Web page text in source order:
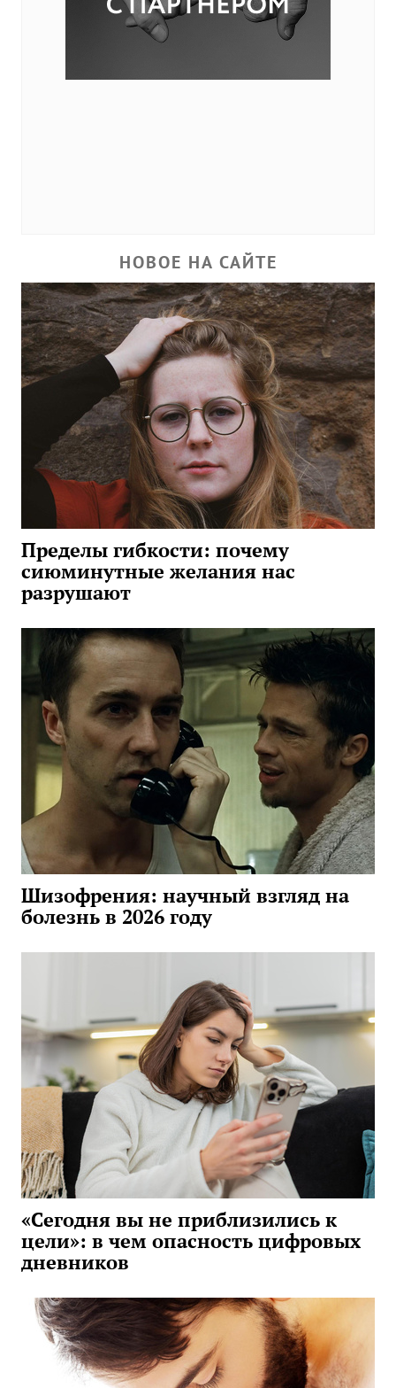
НОВОЕ НА САЙТЕ
Пределы гибкости: почему
сиюминутные желания нас
разрушают
Шизофрения: научный взгляд на
болезнь в 2026 году
«Сегодня вы не приблизились к
цели»: в чем опасность цифровых
дневников